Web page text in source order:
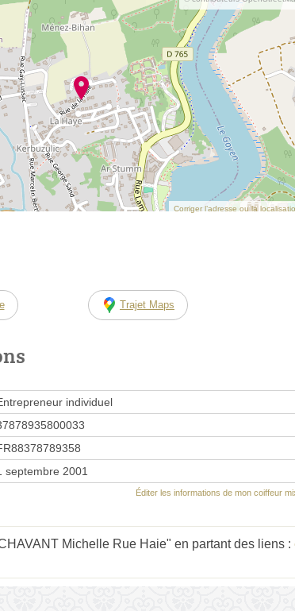
Corriger l’adresse ou la
Trajet Maps
individuel
septembre 2001
Éditer les informations de mon coiffeur
Michelle Rue Haie" en partant des liens :